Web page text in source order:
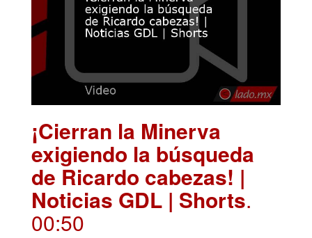
¡Cierran la Minerva
exigiendo la búsqueda
de Ricardo cabezas! |
Noticias GDL | Shorts.
00:50